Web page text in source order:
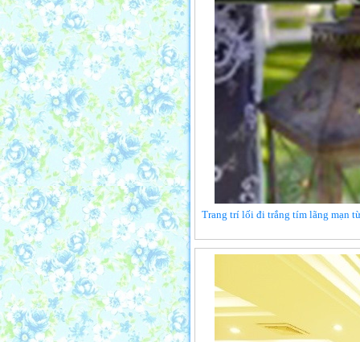
Trang trí lối đi trắng tím lãng mạn